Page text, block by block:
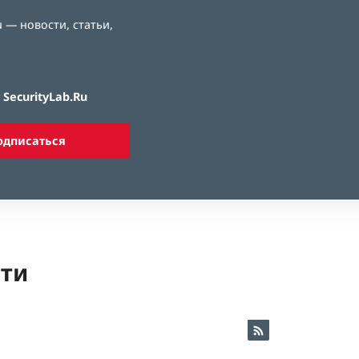
новости, статьи,